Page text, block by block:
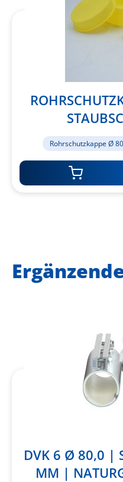
Rohrschutzkappe Ø
DVK 6 Ø 80,0 |
MM |